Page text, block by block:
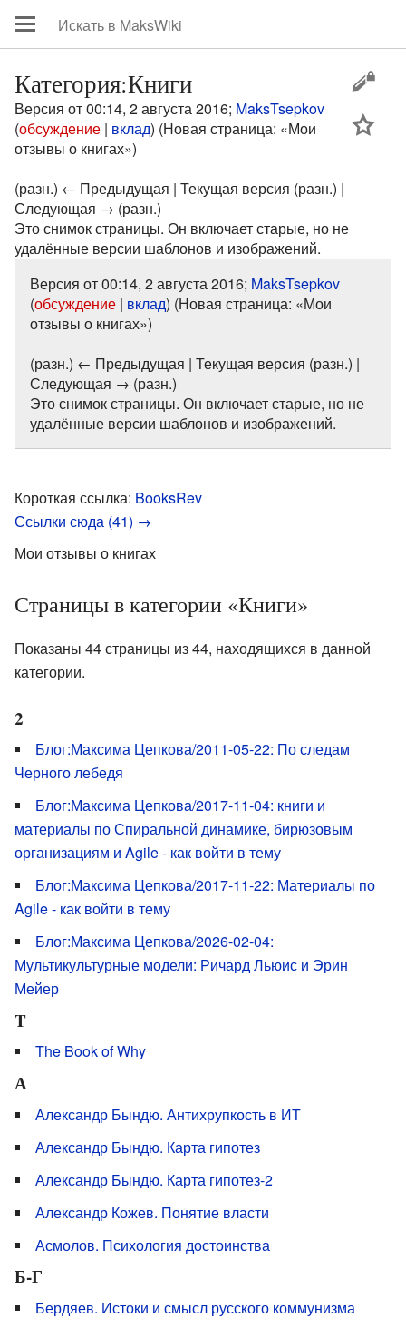
Категория:Книги
Версия от 00:14, 2 августа 2016; MaksTsepkov
(обсуждение | вклад) (Новая страница: «Мои
отзывы о книгах»)
(разн.) ← Предыдущая | Текущая версия (разн.) |
Следующая → (разн.)
Это снимок страницы. Он включает старые, но не
удалённые версии шаблонов и изображений.
Версия от 00:14, 2 августа 2016; MaksTsepkov
(обсуждение | вклад) (Новая страница: «Мои
отзывы о книгах»)
(разн.) ← Предыдущая | Текущая версия (разн.) |
Следующая → (разн.)
Это снимок страницы. Он включает старые, но не
удалённые версии шаблонов и изображений.
Короткая ссылка: BooksRev
Ссылки сюда (41) →
Мои отзывы о книгах
Страницы в категории «Книги»
Показаны 44 страницы из 44, находящихся в данной
категории.
2
Блог:Максима Цепкова/2011-05-22: По следам
Черного лебедя
Блог:Максима Цепкова/2017-11-04: книги и
материалы по Спиральной динамике, бирюзовым
организациям и Agile - как войти в тему
Блог:Максима Цепкова/2017-11-22: Материалы по
Agile - как войти в тему
Блог:Максима Цепкова/2026-02-04:
Мультикультурные модели: Ричард Льюис и Эрин
Мейер
T
The Book of Why
А
Александр Бындю. Антихрупкость в ИТ
Александр Бындю. Карта гипотез
Александр Бындю. Карта гипотез-2
Александр Кожев. Понятие власти
Асмолов. Психология достоинства
Б-Г
Бердяев. Истоки и смысл русского коммунизма